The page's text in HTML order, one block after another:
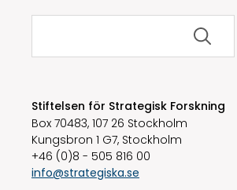
Sök
Stiftelsen för Strategisk Forskning
Box 70483, 107 26 Stockholm
Kungsbron 1 G7, Stockholm
+46 (0)8 - 505 816 00
info@strategiska.se